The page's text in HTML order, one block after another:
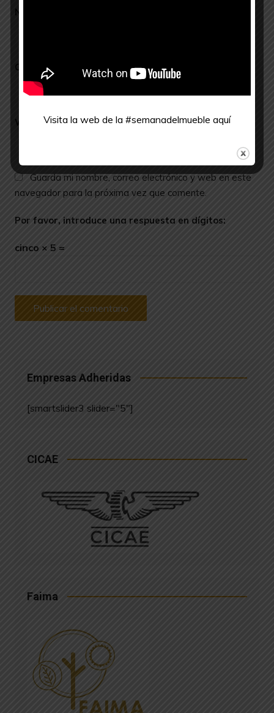
Nombre
Correo electrónico
Web
Guarda mi nombre, correo electrónico y web en este
navegador para la próxima vez que comente.
Por favor, introduce una respuesta en dígitos:
cinco × 5 =
Empresas Adheridas
[smartslider3 slider="5"]
CICAE
Faima
Visita la web de la #semanadelmueble aquí